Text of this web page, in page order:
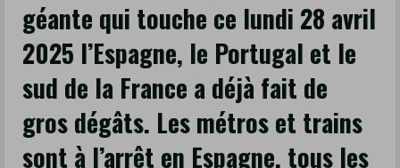
gros
dégâts.
Les
métros
et
trains
sont
géante qui touche ce lundi 28 avril
2025 l’Espagne, le Portugal et le
sud de la France a déjà fait de
gros dégâts. Les métros et trains
sont à l’arrêt en Espagne, tous les